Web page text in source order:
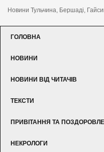
Новини Тульчина, Бершаді,
ГОЛОВНА
НОВИНИ
НОВИНИ ВІД ЧИТАЧІВ
ТЕКСТИ
ПРИВІТАННЯ ТА
НЕКРОЛОГИ